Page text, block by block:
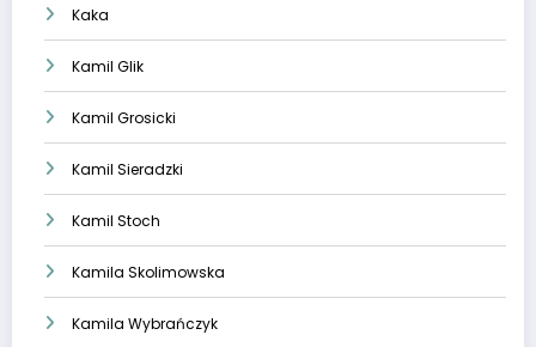
Kaka
Kamil Glik
Kamil Grosicki
Kamil Sieradzki
Kamil Stoch
Kamila Skolimowska
Kamila Wybrańczyk